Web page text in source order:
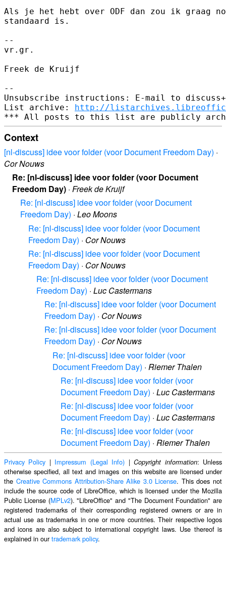
Als je het hebt over ODF dan zou ik graag
standaard is.
--
vr.gr.
Freek de Kruijf
--
Unsubscribe instructions: E-mail to
List archive: http://
Context
[nl-discuss] idee voor folder (voor Document Freedom Day) ·
Cor Nouws
Re: [nl-discuss] idee voor folder (voor Document
Freedom Day) · Freek de Kruijf
Re: [nl-discuss] idee voor folder (voor Document
Freedom Day) · Leo Moons
Re: [nl-discuss] idee voor folder (voor Document
Freedom Day) · Cor Nouws
Re: [nl-discuss] idee voor folder (voor Document
Freedom Day) · Cor Nouws
Re: [nl-discuss] idee voor folder (voor Document
Freedom Day) · Luc Castermans
Re: [nl-discuss] idee voor folder (voor Document
Freedom Day) · Cor Nouws
Re: [nl-discuss] idee voor folder (voor Document
Freedom Day) · Cor Nouws
Re: [nl-discuss] idee voor folder (voor
Document Freedom Day) · Riemer Thalen
Re: [nl-discuss] idee voor folder (voor
Document Freedom Day) · Luc Castermans
Re: [nl-discuss] idee voor folder (voor
Document Freedom Day) · Luc Castermans
Re: [nl-discuss] idee voor folder (voor
Document Freedom Day) · Riemer Thalen
Privacy Policy | Impressum (Legal Info) |Copyright information: Unless
otherwise specified, all text and images on this website are licensed under
the Creative Commons Attribution-Share Alike 3.0 License. This does not
include the source code of LibreOffice, which is licensed under the Mozilla
Public License (MPLv2). "LibreOffice" and "The Document Foundation" are
registered trademarks of their corresponding registered owners or are in
actual use as trademarks in one or more countries. Their respective logos
and icons are also subject to international copyright laws. Use thereof is
explained in ourtrademark policy.